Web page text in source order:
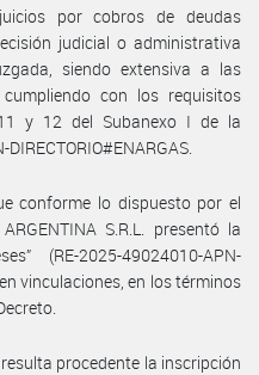
por cobros de deudas
judicial o administrativa
siendo extensiva a las
con los requisitos
y 12 del Subanexo I de la
conforme lo dispuesto por el
S.R.L. presentó la
(RE-2025-49024010-APN-
vinculaciones, en los términos
procedente la inscripción